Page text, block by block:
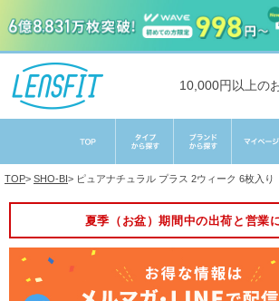
10,000円以上の
TOP> SHO-BI> ピュアナチュラル プラス 2ウィーク 6枚入り
夏季（お盆）期間中の出荷と営業